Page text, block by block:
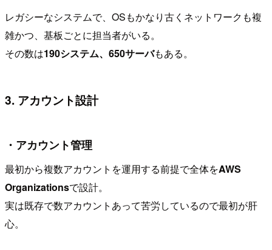
レガシーなシステムで、OSもかなり古くネットワークも複
雑かつ、基板ごとに担当者がいる。
その数は190システム、650サーバもある。
3. アカウント設計
・アカウント管理
最初から複数アカウントを運用する前提で全体をAWS
Organizationsで設計。
実は既存で数アカウントあって苦労しているので最初が肝
心。